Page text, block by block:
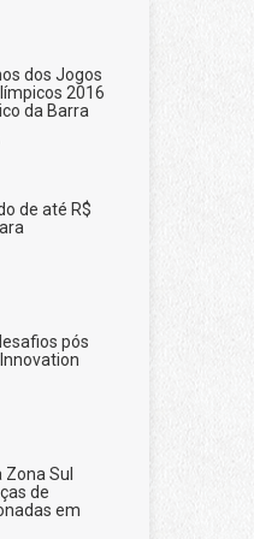
dos Jogos
2016
da Barra
de até R$
pós
Sul
de
em